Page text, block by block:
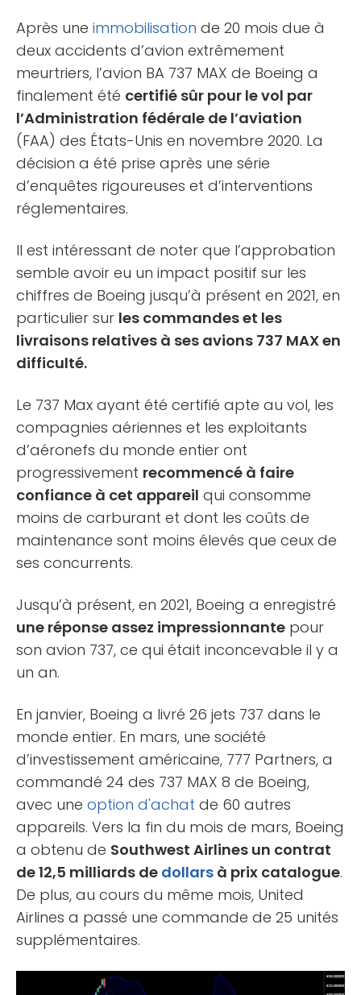
Après une immobilisation de 20 mois due à
deux accidents d’avion extrêmement
meurtriers, l’avion BA 737 MAX de Boeing a
finalement été certifié sûr pour le vol par
l’Administration fédérale de l’aviation
(FAA) des États-Unis en novembre 2020. La
décision a été prise après une série
d’enquêtes rigoureuses et d’interventions
réglementaires.
Il est intéressant de noter que l’approbation
semble avoir eu un impact positif sur les
chiffres de Boeing jusqu’à présent en 2021, en
particulier sur les commandes et les
livraisons relatives à ses avions 737 MAX en
difficulté.
Le 737 Max ayant été certifié apte au vol, les
compagnies aériennes et les exploitants
d’aéronefs du monde entier ont
progressivement recommencé à faire
confiance à cet appareil qui consomme
moins de carburant et dont les coûts de
maintenance sont moins élevés que ceux de
ses concurrents.
Jusqu’à présent, en 2021, Boeing a enregistré
une réponse assez impressionnante pour
son avion 737, ce qui était inconcevable il y a
un an.
En janvier, Boeing a livré 26 jets 737 dans le
monde entier. En mars, une société
d’investissement américaine, 777 Partners, a
commandé 24 des 737 MAX 8 de Boeing,
avec une option d'achat de 60 autres
appareils. Vers la fin du mois de mars, Boeing
a obtenu de Southwest Airlines un contrat
de 12,5 milliards de dollars à prix catalogue.
De plus, au cours du même mois, United
Airlines a passé une commande de 25 unités
supplémentaires.